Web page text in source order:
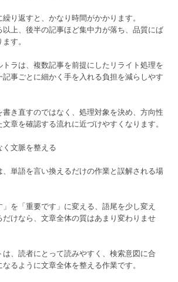
り返すと、かなり時間がかかります。
上、後半の記事ほど集中力が落ち、品質にば
す。
ラは、複数記事を前提にしたリライト処理を
事ごとに細かく手を入れる負担を減らしやす
き直すのではなく、処理対象を決め、方向性
章を確認する流れに近づけやすくなります。
文脈を整える
、単語を言い換えるだけの作業と誤解される場
を「重要です」に変える、語尾を少し変え
けなら、文章全体の質はあまり変わりませ
、読者にとって読みやすく、検索意図に合
るように文章全体を整える作業です。